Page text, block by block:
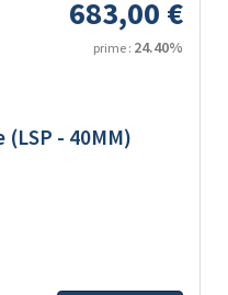
683,00 €
prime : 24.40%
(LSP - 40MM)